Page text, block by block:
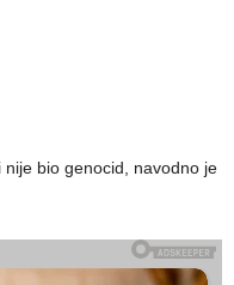
bio genocid, navodno je